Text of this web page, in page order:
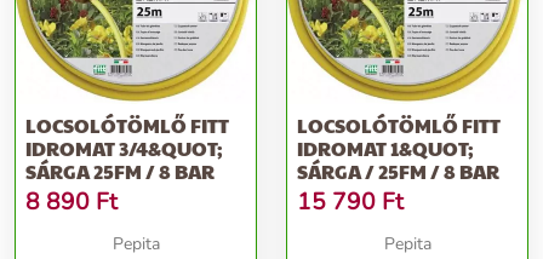
LOCSOLÓTÖMLŐ FITT
IDROMAT 3/4&QUOT;
SÁRGA 25FM / 8 BAR
8 890 Ft
Pepita
LOCSOLÓTÖMLŐ FITT
IDROMAT 1&QUOT;
SÁRGA / 25FM / 8 BAR
15 790 Ft
Pepita